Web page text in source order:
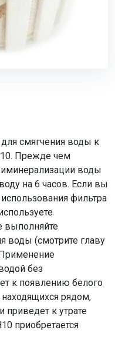
смягчения воды к
Прежде чем
воды
на 6 часов. Если вы
фильтра
выполняйте
воды (смотрите главу
без
к появлению белого
рядом,
приведет к утрате
приобретается